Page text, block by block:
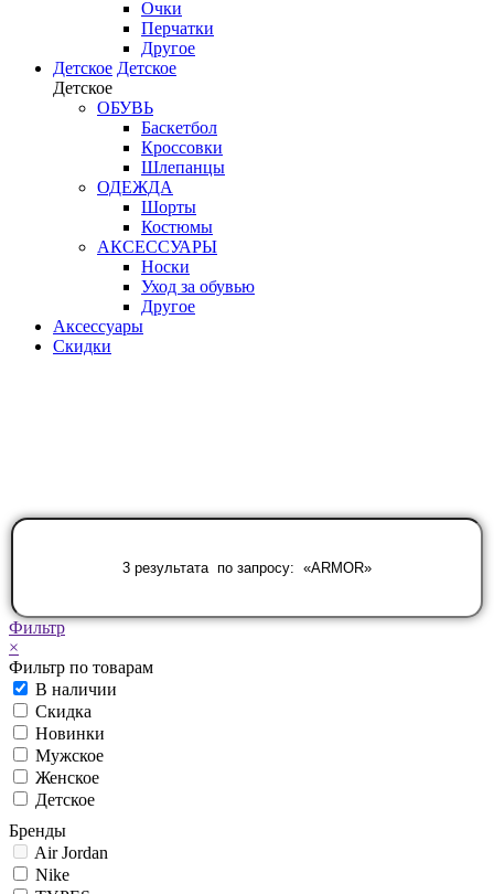
Очки
Перчатки
Другое
Детское Детское
Детское
ОБУВЬ
Баскетбол
Кроссовки
Шлепанцы
ОДЕЖДА
Шорты
Костюмы
АКСЕССУАРЫ
Носки
Уход за обувью
Другое
Аксессуары
Скидки
Фильтр
×
Фильтр по товарам
В наличии
Скидка
Новинки
Мужское
Женское
Детское
Бренды
Air Jordan
Nike